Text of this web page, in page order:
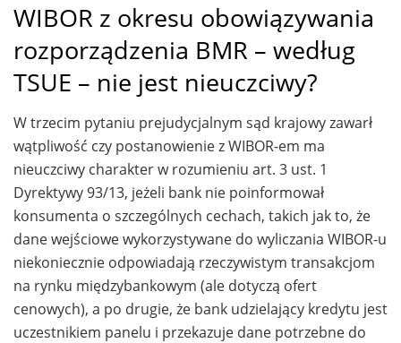
WIBOR z okresu obowiązywania
rozporządzenia BMR – według
TSUE – nie jest nieuczciwy?
W trzecim pytaniu prejudycjalnym sąd krajowy zawarł
wątpliwość czy postanowienie z WIBOR-em ma
nieuczciwy charakter w rozumieniu art. 3 ust. 1
Dyrektywy 93/13, jeżeli bank nie poinformował
konsumenta o szczególnych cechach, takich jak to, że
dane wejściowe wykorzystywane do wyliczania WIBOR-u
niekoniecznie odpowiadają rzeczywistym transakcjom
na rynku międzybankowym (ale dotyczą ofert
cenowych), a po drugie, że bank udzielający kredytu jest
uczestnikiem panelu i przekazuje dane potrzebne do